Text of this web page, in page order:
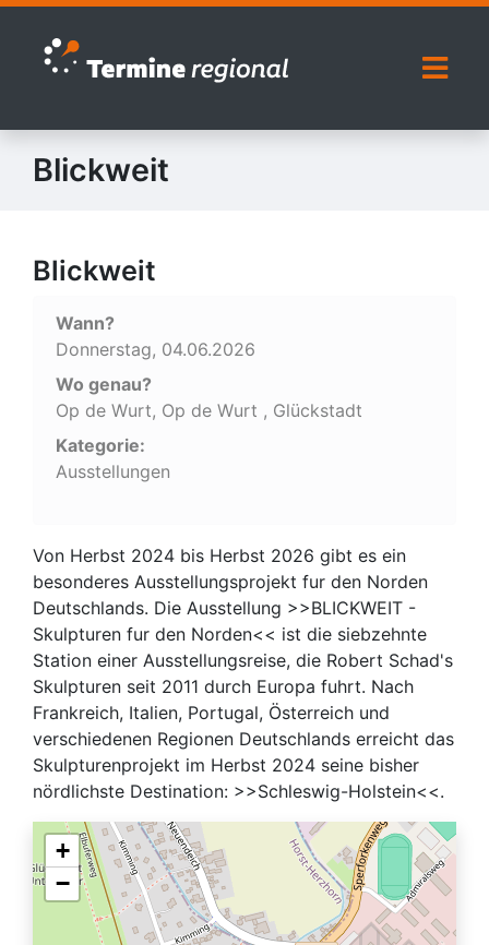
Zur Navigation springen
Zum Inhalt springen
Blickweit
Blickweit
Wann?
Donnerstag, 04.06.2026
Wo genau?
Op de Wurt, Op de Wurt , Glückstadt
Kategorie:
Ausstellungen
Von Herbst 2024 bis Herbst 2026 gibt es ein
besonderes Ausstellungsprojekt fur den Norden
Deutschlands. Die Ausstellung >>BLICKWEIT -
Skulpturen fur den Norden<< ist die siebzehnte
Station einer Ausstellungsreise, die Robert Schad's
Skulpturen seit 2011 durch Europa fuhrt. Nach
Frankreich, Italien, Portugal, Österreich und
verschiedenen Regionen Deutschlands erreicht das
Skulpturenprojekt im Herbst 2024 seine bisher
nördlichste Destination: >>Schleswig-Holstein<<.
+
−